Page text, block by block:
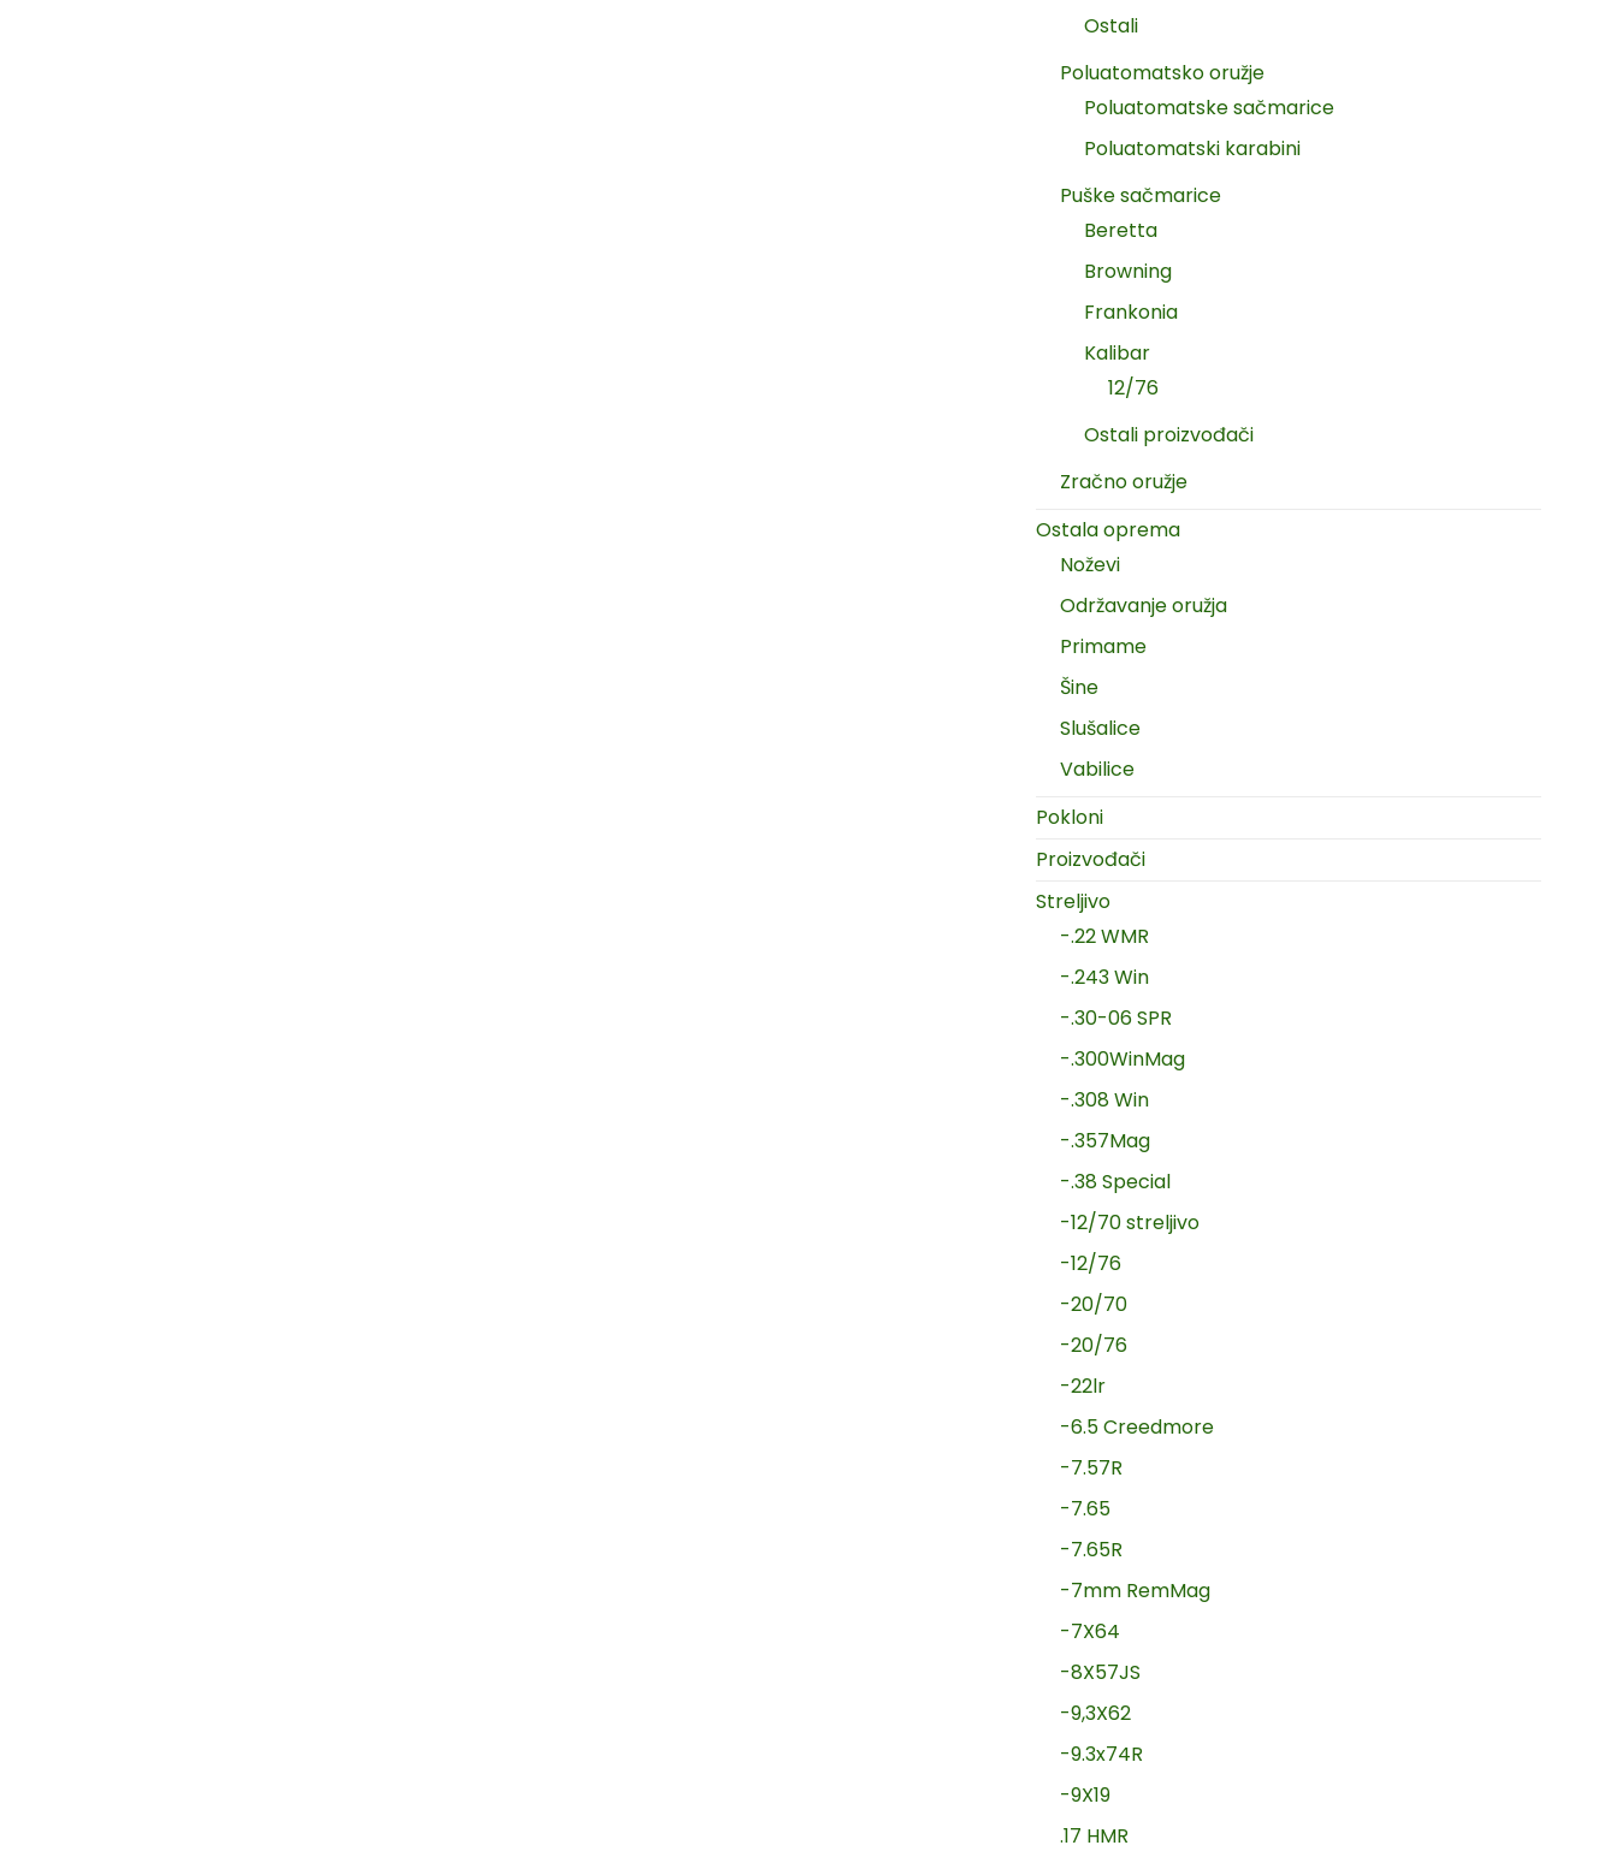
Ostali
Poluatomatsko oružje
Poluatomatske sačmarice
Poluatomatski karabini
Puške sačmarice
Beretta
Browning
Frankonia
Kalibar
12/76
Ostali proizvođači
Zračno oružje
Ostala oprema
Noževi
Održavanje oružja
Primame
Šine
Slušalice
Vabilice
Pokloni
Proizvođači
Streljivo
-.22 WMR
-.243 Win
-.30-06 SPR
-.300WinMag
-.308 Win
-.357Mag
-.38 Special
-12/70 streljivo
-12/76
-20/70
-20/76
-22lr
-6.5 Creedmore
-7.57R
-7.65
-7.65R
-7mm RemMag
-7X64
-8X57JS
-9,3X62
-9.3x74R
-9X19
.17 HMR